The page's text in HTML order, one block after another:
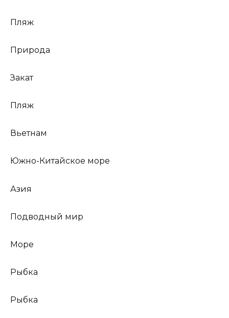
Пляж
Природа
Закат
Пляж
Вьетнам
Южно-Китайское море
Азия
Подводный мир
Море
Рыбка
Рыбка